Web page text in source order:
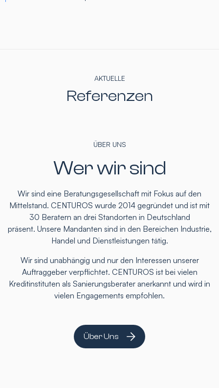
AKTUELLE
Referenzen
ÜBER UNS
Wer wir sind
Wir sind eine Beratungsgesellschaft mit Fokus auf den
Mittelstand. CENTUROS wurde 2014 gegründet und ist mit
30 Beratern an drei Standorten in Deutschland
präsent. Unsere Mandanten sind in den Bereichen Industrie,
Handel und Dienstleistungen tätig.
Wir sind unabhängig und nur den Interessen unserer
Auftraggeber verpflichtet. CENTUROS ist bei vielen
Kreditinstituten als Sanierungsberater anerkannt und wird in
vielen Engagements empfohlen.
Über Uns